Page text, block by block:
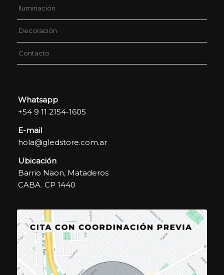
Iluminación
Decoración
Contacto
Whatsapp
+54 9 11 2154-1605
E-mail
hola@gledstore.com.ar
Ubicación
Barrio Naon, Mataderos
CABA. CP 1440